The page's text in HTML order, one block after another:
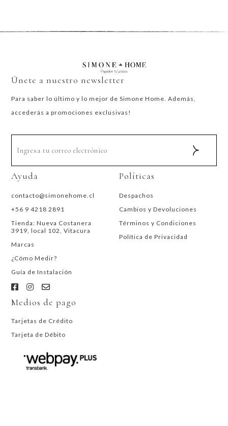
Únete a nuestro newsletter
Para saber lo último y lo mejor de Simone Home. Además,
accederás a promociones exclusivas!
Ayuda
contacto@simonehome.cl
+56 9 4218 2891
Tienda: Nueva Costanera
3919, local 102, Vitacura
Marcas
¿Cómo Medir?
Guía de Instalación
Políticas
Despachos
Cambios y Devoluciones
Términos y Condiciones
Política de Privacidad
Medios de pago
Tarjetas de Crédito
Tarjeta de Débito